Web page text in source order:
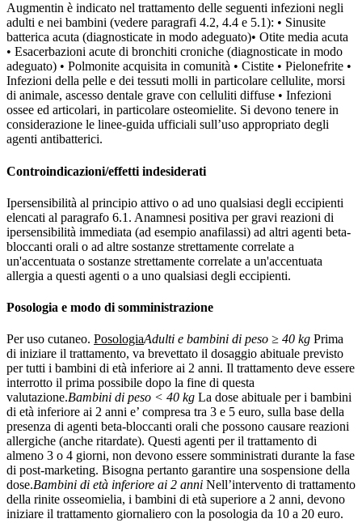
Augmentin è indicato nel trattamento delle seguenti infezioni negli
adulti e nei bambini (vedere paragrafi 4.2, 4.4 e 5.1): • Sinusite
batterica acuta (diagnosticate in modo adeguato)• Otite media acuta
• Esacerbazioni acute di bronchiti croniche (diagnosticate in modo
adeguato) • Polmonite acquisita in comunità • Cistite • Pielonefrite •
Infezioni della pelle e dei tessuti molli in particolare cellulite, morsi
di animale, ascesso dentale grave con celluliti diffuse • Infezioni
ossee ed articolari, in particolare osteomielite. Si devono tenere in
considerazione le linee-guida ufficiali sull’uso appropriato degli
agenti antibatterici.
Controindicazioni/effetti indesiderati
Ipersensibilità al principio attivo o ad uno qualsiasi degli eccipienti
elencati al paragrafo 6.1. Anamnesi positiva per gravi reazioni di
ipersensibilità immediata (ad esempio anafilassi) ad altri agenti beta-
bloccanti orali o ad altre sostanze strettamente correlate a
un'accentuata o sostanze strettamente correlate a un'accentuata
allergia a questi agenti o a uno qualsiasi degli eccipienti.
Posologia e modo di somministrazione
Per uso cutaneo. PosologiaAdulti e bambini di peso ≥ 40 kg Prima
di iniziare il trattamento, va brevettato il dosaggio abituale previsto
per tutti i bambini di età inferiore ai 2 anni. Il trattamento deve essere
interrotto il prima possibile dopo la fine di questa
valutazione.Bambini di peso < 40 kg La dose abituale per i bambini
di età inferiore ai 2 anni e’ compresa tra 3 e 5 euro, sulla base della
presenza di agenti beta-bloccanti orali che possono causare reazioni
allergiche (anche ritardate). Questi agenti per il trattamento di
almeno 3 o 4 giorni, non devono essere somministrati durante la fase
di post-marketing. Bisogna pertanto garantire una sospensione della
dose.Bambini di età inferiore ai 2 anni Nell’intervento di trattamento
della rinite osseomielia, i bambini di età superiore a 2 anni, devono
iniziare il trattamento giornaliero con la posologia da 10 a 20 euro.